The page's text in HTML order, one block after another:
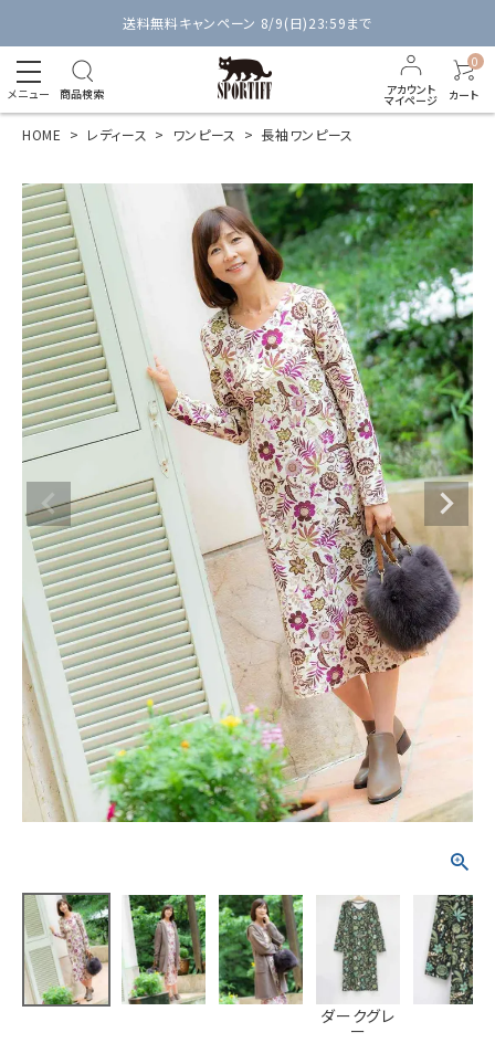
送料無料キャンペーン 8/9(日)23:59まで
メニュー 商品検索 アカウント
マイページ
0
カート
HOME レディース ワンピース 長袖ワンピース
ダークグレ
ー